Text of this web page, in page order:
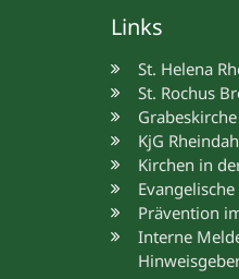
Links
St. Helena
St. Rochus
KjG
Kirchen in
Prävention
Interne